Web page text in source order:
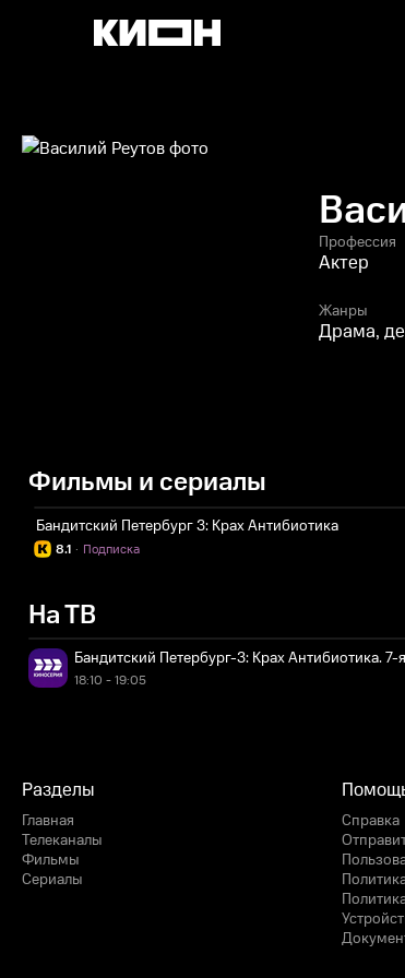
Профессия
Актер
Жанры
Драма,
Фильмы и сериалы
Бандитский Петербург 3: Крах Антибиотика
8.1 Подписка
·
На ТВ
Бандитский Петербург-3: Крах Антибиотика. 7-
18:10 - 19:05
Разделы
Главная
Телеканалы
Фильмы
Сериалы
Справка